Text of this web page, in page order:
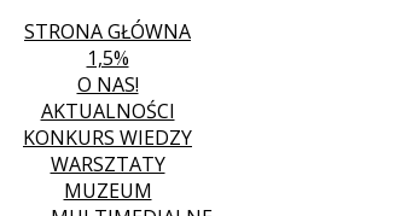
STRONA GŁÓWNA
1,5%
O NAS!
AKTUALNOŚCI
KONKURS WIEDZY
WARSZTATY
MUZEUM